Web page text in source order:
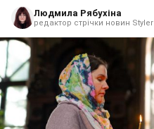
Людмила Рябухіна
редактор стрічки новин Styler